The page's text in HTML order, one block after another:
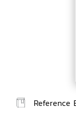
Reference